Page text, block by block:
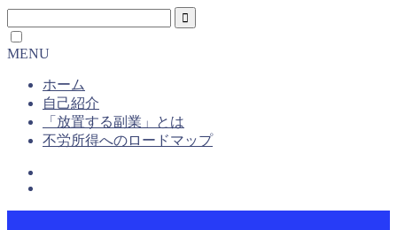
MENU
ホーム
自己紹介
「放置する副業」とは
不労所得へのロードマップ